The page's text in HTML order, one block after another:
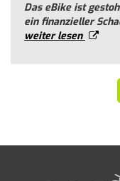
Das eBike ist
ein finanzieller
weiter lesen